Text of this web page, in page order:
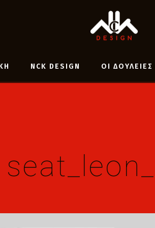
NCK DESIGN ΟΙ